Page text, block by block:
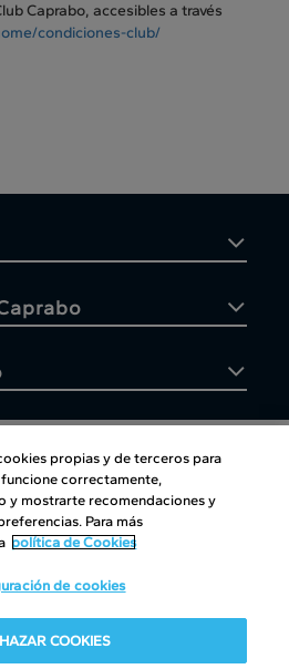
Caprabo, accesibles a través
condiciones-club/
al cliente
|Política de cookies
interno de información
propias y de terceros para
correctamente,
y mostrarte recomendaciones y
Para más
política de Cookies
de cookies
COOKIES